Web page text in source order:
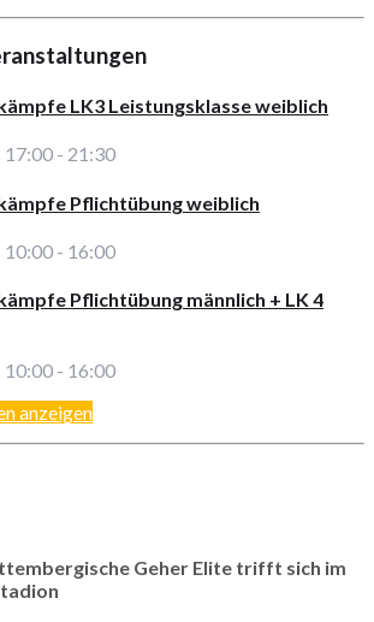
LK3 Leistungsklasse weiblich
17:00 - 21:30
Pflichtübung weiblich
10:00 - 16:00
Pflichtübung männlich + LK 4
10:00 - 16:00
anzeigen
Geher Elite trifft sich im